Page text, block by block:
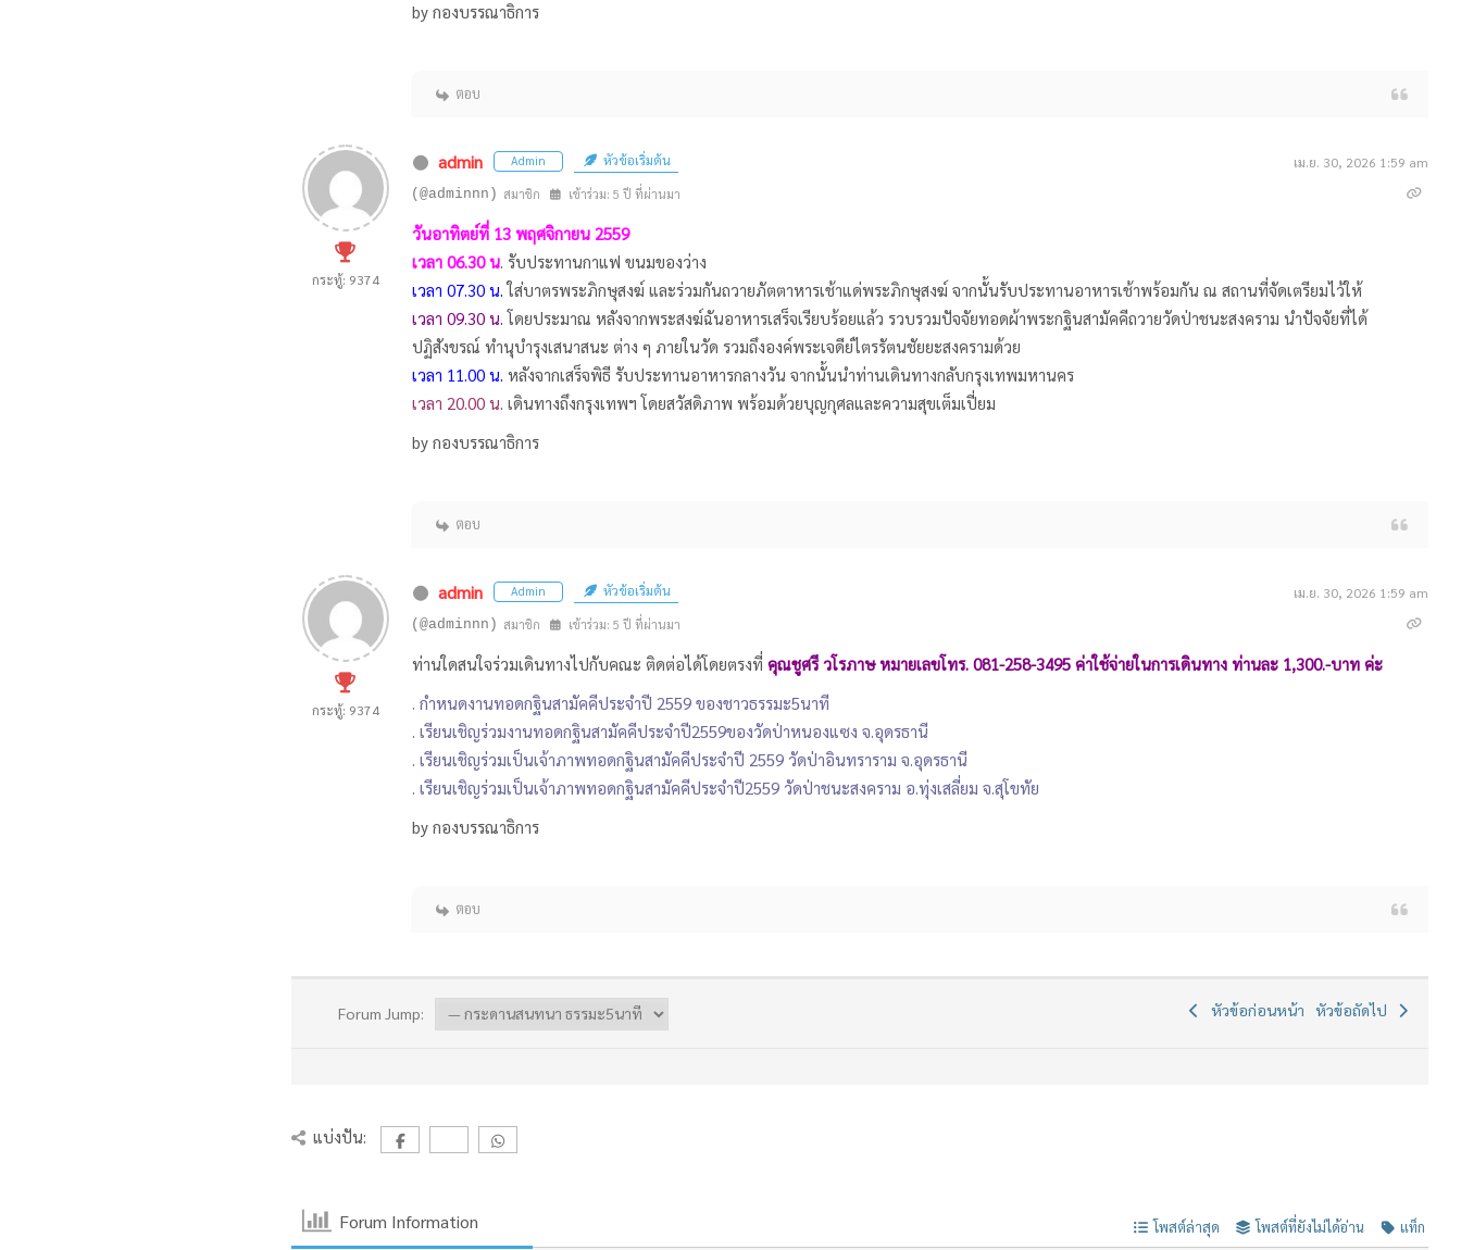
by กองบรรณาธิการ
ตอบ
กระทู้: 9374
admin Admin หัวข้อเริ่มต้น เม.ย. 30, 2026 1:59 am
(@adminnn) สมาชิก เข้าร่วม: 5 ปี ที่ผ่านมา
วันอาทิตย์ที่ 13 พฤศจิกายน 2559
เวลา 06.30 น. รับประทานกาแฟ ขนมของว่าง
เวลา 07.30 น.ใส่บาตรพระภิกษุสงฆ์ และร่วมกันถวายภัตตาหารเช้าแด่พระภิกษุสงฆ์ จากนั้นรับประทานอาหารเช้าพร้อมกัน ณ สถานที่จัดเตรียมไว้ให้
เวลา 09.30 น. โดยประมาณ หลังจากพระสงฆ์ฉันอาหารเสร็จเรียบร้อยแล้ว รวบรวมปัจจัยทอดผ้าพระกฐินสามัคคีถวายวัดป่าชนะสงคราม นำปัจจัยที่ได้
ปฏิสังขรณ์ ทำนุบำรุงเสนาสนะ ต่าง ๆ ภายในวัด รวมถึงองค์พระเจดีย์ไตรรัตนชัยยะสงครามด้วย
เวลา 11.00 น. หลังจากเสร็จพิธี รับประทานอาหารกลางวัน จากนั้นนำท่านเดินทางกลับกรุงเทพมหานคร
เวลา 20.00 น. เดินทางถึงกรุงเทพฯ โดยสวัสดิภาพ พร้อมด้วยบุญกุศลและความสุขเต็มเปี่ยม
by กองบรรณาธิการ
ตอบ
กระทู้: 9374
admin Admin หัวข้อเริ่มต้น เม.ย. 30, 2026 1:59 am
(@adminnn) สมาชิก เข้าร่วม: 5 ปี ที่ผ่านมา
ท่านใดสนใจร่วมเดินทางไปกับคณะ ติดต่อได้โดยตรงที่ คุณชูศรี วโรภาษ หมายเลขโทร. 081-258-3495 ค่าใช้จ่ายในการเดินทาง ท่านละ 1,300.-บาท ค่ะ
. กำหนดงานทอดกฐินสามัคคีประจำปี 2559 ของชาวธรรมะ5นาที
. เรียนเชิญร่วมงานทอดกฐินสามัคคีประจำปี2559ของวัดป่าหนองแซง จ.อุดรธานี
. เรียนเชิญร่วมเป็นเจ้าภาพทอดกฐินสามัคคีประจำปี 2559 วัดป่าอินทราราม จ.อุดรธานี
. เรียนเชิญร่วมเป็นเจ้าภาพทอดกฐินสามัคคีประจำปี2559 วัดป่าชนะสงคราม อ.ทุ่งเสลี่ยม จ.สุโขทัย
by กองบรรณาธิการ
ตอบ
Forum Jump: หัวข้อก่อนหน้า หัวข้อถัดไป
แบ่งปัน:
Forum Information โพสต์ล่าสุด โพสต์ที่ยังไม่ได้อ่าน แท็ก